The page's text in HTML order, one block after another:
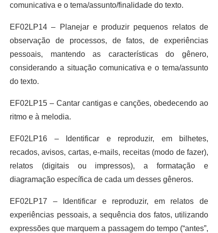
comunicativa e o tema/assunto/finalidade do texto.
EF02LP14 – Planejar e produzir pequenos relatos de
observação de processos, de fatos, de experiências
pessoais, mantendo as características do gênero,
considerando a situação comunicativa e o tema/assunto
do texto.
EF02LP15 – Cantar cantigas e canções, obedecendo ao
ritmo e à melodia.
EF02LP16 – Identificar e reproduzir, em bilhetes,
recados, avisos, cartas, e-mails, receitas (modo de fazer),
relatos (digitais ou impressos), a formatação e
diagramação específica de cada um desses gêneros.
EF02LP17 – Identificar e reproduzir, em relatos de
experiências pessoais, a sequência dos fatos, utilizando
expressões que marquem a passagem do tempo (“antes”,